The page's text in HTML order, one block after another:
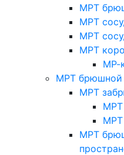
МРТ
МРТ
МРТ
МРТ
МР-
МРТ брюшной
МРТ
МРТ
МРТ
МРТ